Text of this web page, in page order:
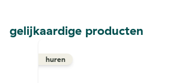
gelijkaardige producten
huren